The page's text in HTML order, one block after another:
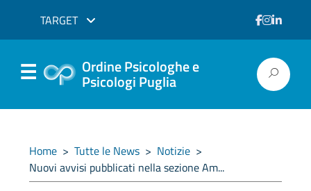
TARGET
Ordine Psicologhe e
Psicologi Puglia
Home > Tutte le News > Notizie >
Nuovi avvisi pubblicati nella sezione Am...